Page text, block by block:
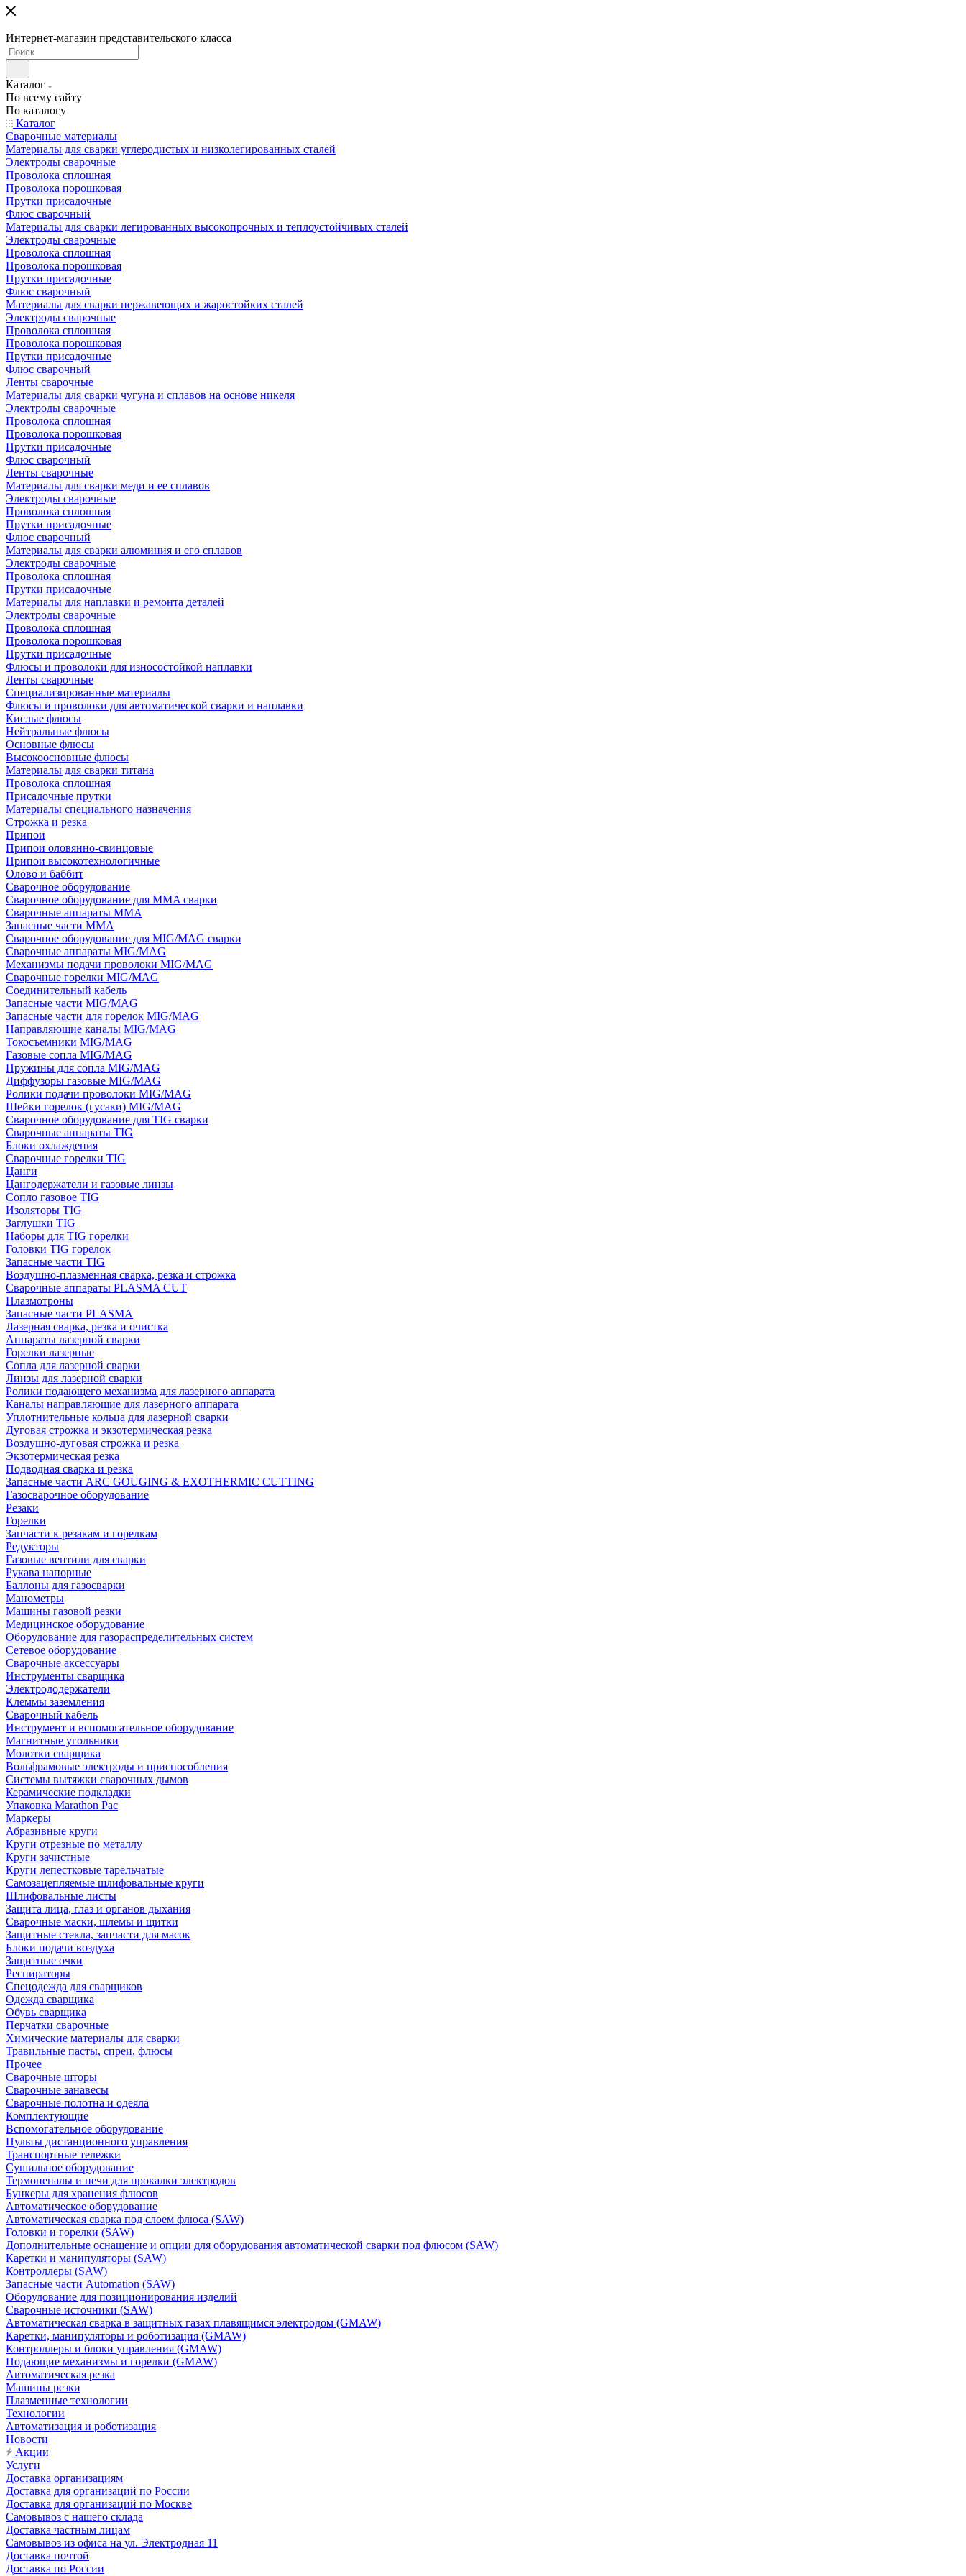
Интернет-магазин представительского класса
Каталог
По всему сайту
По каталогу
Каталог
Сварочные материалы
Материалы для сварки углеродистых и низколегированных сталей
Электроды сварочные
Проволока сплошная
Проволока порошковая
Прутки присадочные
Флюс сварочный
Материалы для сварки легированных высокопрочных и теплоустойчивых сталей
Электроды сварочные
Проволока сплошная
Проволока порошковая
Прутки присадочные
Флюс сварочный
Материалы для сварки нержавеющих и жаростойких сталей
Электроды сварочные
Проволока сплошная
Проволока порошковая
Прутки присадочные
Флюс сварочный
Ленты сварочные
Материалы для сварки чугуна и сплавов на основе никеля
Электроды сварочные
Проволока сплошная
Проволока порошковая
Прутки присадочные
Флюс сварочный
Ленты сварочные
Материалы для сварки меди и ее сплавов
Электроды сварочные
Проволока сплошная
Прутки присадочные
Флюс сварочный
Материалы для сварки алюминия и его сплавов
Электроды сварочные
Проволока сплошная
Прутки присадочные
Материалы для наплавки и ремонта деталей
Электроды сварочные
Проволока сплошная
Проволока порошковая
Прутки присадочные
Флюсы и проволоки для износостойкой наплавки
Ленты сварочные
Специализированные материалы
Флюсы и проволоки для автоматической сварки и наплавки
Кислые флюсы
Нейтральные флюсы
Основные флюсы
Высокоосновные флюсы
Материалы для сварки титана
Проволока сплошная
Присадочные прутки
Материалы специального назначения
Строжка и резка
Припои
Припои оловянно-свинцовые
Припои высокотехнологичные
Олово и баббит
Сварочное оборудование
Сварочное оборудование для MMA сварки
Сварочные аппараты MMA
Запасные части MMA
Сварочное оборудование для MIG/MAG сварки
Сварочные аппараты MIG/MAG
Механизмы подачи проволоки MIG/MAG
Сварочные горелки MIG/MAG
Соединительный кабель
Запасные части MIG/MAG
Запасные части для горелок MIG/MAG
Направляющие каналы MIG/MAG
Токосъемники MIG/MAG
Газовые сопла MIG/MAG
Пружины для сопла MIG/MAG
Диффузоры газовые MIG/MAG
Ролики подачи проволоки MIG/MAG
Шейки горелок (гусаки) MIG/MAG
Сварочное оборудование для TIG сварки
Сварочные аппараты TIG
Блоки охлаждения
Сварочные горелки TIG
Цанги
Цангодержатели и газовые линзы
Сопло газовое TIG
Изоляторы TIG
Заглушки TIG
Наборы для TIG горелки
Головки TIG горелок
Запасные части TIG
Воздушно-плазменная сварка, резка и строжка
Сварочные аппараты PLASMA CUT
Плазмотроны
Запасные части PLASMA
Лазерная сварка, резка и очистка
Аппараты лазерной сварки
Горелки лазерные
Сопла для лазерной сварки
Линзы для лазерной сварки
Ролики подающего механизма для лазерного аппарата
Каналы направляющие для лазерного аппарата
Уплотнительные кольца для лазерной сварки
Дуговая строжка и экзотермическая резка
Воздушно-дуговая строжка и резка
Экзотермическая резка
Подводная сварка и резка
Запасные части ARC GOUGING & EXOTHERMIC CUTTING
Газосварочное оборудование
Резаки
Горелки
Запчасти к резакам и горелкам
Редукторы
Газовые вентили для сварки
Рукава напорные
Баллоны для газосварки
Манометры
Машины газовой резки
Медицинское оборудование
Оборудование для газораспределительных систем
Сетевое оборудование
Сварочные аксессуары
Инструменты сварщика
Электрододержатели
Клеммы заземления
Сварочный кабель
Инструмент и вспомогательное оборудование
Магнитные угольники
Молотки сварщика
Вольфрамовые электроды и приспособления
Системы вытяжки сварочных дымов
Керамические подкладки
Упаковка Marathon Pac
Маркеры
Абразивные круги
Круги отрезные по металлу
Круги зачистные
Круги лепестковые тарельчатые
Самозацепляемые шлифовальные круги
Шлифовальные листы
Защита лица, глаз и органов дыхания
Сварочные маски, шлемы и щитки
Защитные стекла, запчасти для масок
Блоки подачи воздуха
Защитные очки
Респираторы
Спецодежда для сварщиков
Одежда сварщика
Обувь сварщика
Перчатки сварочные
Химические материалы для сварки
Травильные пасты, спреи, флюсы
Прочее
Сварочные шторы
Сварочные занавесы
Сварочные полотна и одеяла
Комплектующие
Вспомогательное оборудование
Пульты дистанционного управления
Транспортные тележки
Сушильное оборудование
Термопеналы и печи для прокалки электродов
Бункеры для хранения флюсов
Автоматическое оборудование
Автоматическая сварка под слоем флюса (SAW)
Головки и горелки (SAW)
Дополнительные оснащение и опции для оборудования автоматической сварки под флюсом (SAW)
Каретки и манипуляторы (SAW)
Контроллеры (SAW)
Запасные части Automation (SAW)
Оборудование для позиционирования изделий
Сварочные источники (SAW)
Автоматическая сварка в защитных газах плавящимся электродом (GMAW)
Каретки, манипуляторы и роботизация (GMAW)
Контроллеры и блоки управления (GMAW)
Подающие механизмы и горелки (GMAW)
Автоматическая резка
Машины резки
Плазменные технологии
Технологии
Автоматизация и роботизация
Новости
Акции
Услуги
Доставка организациям
Доставка для организаций по России
Доставка для организаций по Москве
Самовывоз с нашего склада
Доставка частным лицам
Самовывоз из офиса на ул. Электродная 11
Доставка почтой
Доставка по России